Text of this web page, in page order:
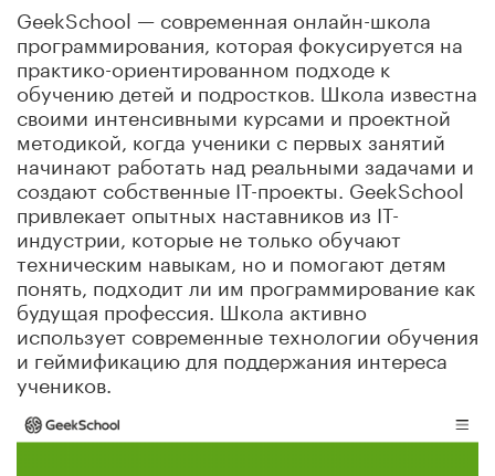
GeekSchool — современная онлайн-школа
программирования, которая фокусируется на
практико-ориентированном подходе к
обучению детей и подростков. Школа известна
своими интенсивными курсами и проектной
методикой, когда ученики с первых занятий
начинают работать над реальными задачами и
создают собственные IT-проекты. GeekSchool
привлекает опытных наставников из IT-
индустрии, которые не только обучают
техническим навыкам, но и помогают детям
понять, подходит ли им программирование как
будущая профессия. Школа активно
использует современные технологии обучения
и геймификацию для поддержания интереса
учеников.